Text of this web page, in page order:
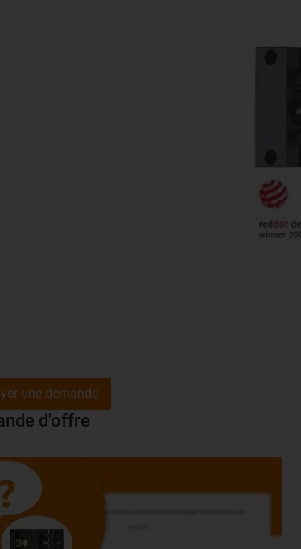
d'offre
une demande